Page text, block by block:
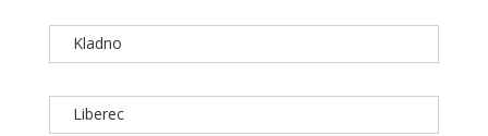
Kladno
Liberec